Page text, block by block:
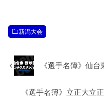
新潟大会
《選手名簿》仙
《選手名簿》立正大立